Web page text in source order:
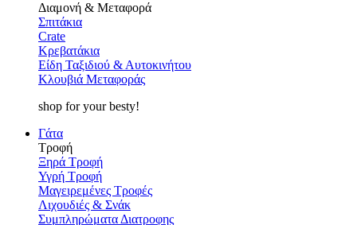
Διαμονή & Μεταφορά
Σπιτάκια
Crate
Κρεβατάκια
Είδη Ταξιδιού & Αυτοκινήτου
Κλουβιά Μεταφοράς
shop for your besty!
Γάτα
Τροφή
Ξηρά Τροφή
Υγρή Τροφή
Μαγειρεμένες Τροφές
Λιχουδιές & Σνάκ
Συμπληρώματα Διατροφης